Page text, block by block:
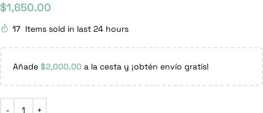
$1,650.00
17 Items sold in last 24 hours
Añade $2,000.00 a la cesta y ¡obtén envío gratis!